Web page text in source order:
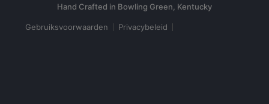
Gebruiksvoorwaarden Privacybeleid